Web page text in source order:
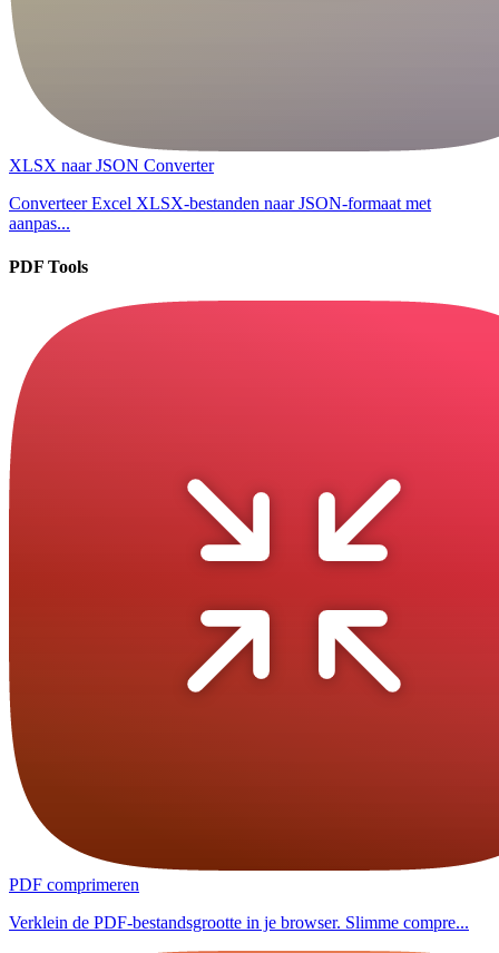
XLSX naar JSON Converter
Converteer Excel XLSX-bestanden naar JSON-formaat met
aanpas...
PDF Tools
PDF comprimeren
Verklein de PDF-bestandsgrootte in je browser. Slimme compre...